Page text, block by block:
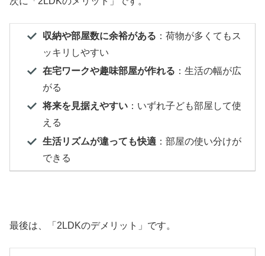
収納や部屋数に余裕がある ：荷物が多くてもス
ッキリしやすい
在宅ワークや趣味部屋が作れる ：生活の幅が広
がる
将来を見据えやすい：いずれ子ども部屋して使
える
生活リズムが違っても快適 ：部屋の使い分けが
できる
最後は、「2LDKのデメリット」です。